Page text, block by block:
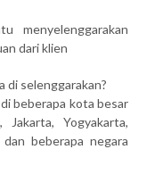
menyelenggarakan
dari klien
di selenggarakan?
beberapa kota besar
Yogyakarta,
dan beberapa negara